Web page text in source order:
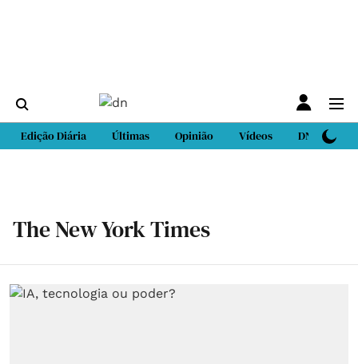
Edição Diária Últimas Opinião Vídeos DN Sport
The New York Times